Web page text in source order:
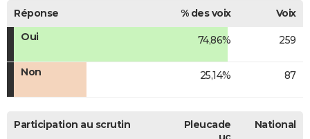
Réponse % des voix
Voix
Oui
74,86% 259
Non 25,14% 87
Participation au scrutin
Pleucade
National